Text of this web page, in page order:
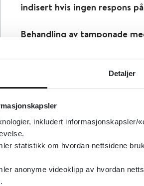
Detaljer
inkludert
statistikk om hvordan nettsidene
anonyme videoklipp av hvordan
indisert hvis ingen respons
Behandling av tamponade
Utstyr
Blå (21 G) eller gul venflon
10 ml sprøyte
Steril oppdekking
Ekkokardiografi (hvis man
Fremgangsmåte